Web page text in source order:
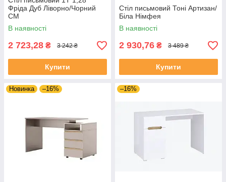
Фріда Дуб Ліворно/Чорний
СМ
В наявності
2 723,28 ₴ 3 242 ₴
Купити
Стіл письмовий Тоні Артизан/
Біла Німфея
В наявності
2 930,76 ₴ 3 489 ₴
Купити
Новинка –16% –16%